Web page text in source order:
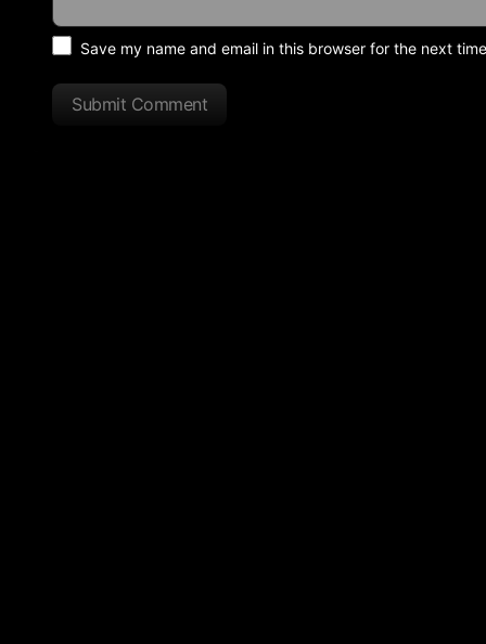
Save my name and email in this browser for the next
Submit Comment